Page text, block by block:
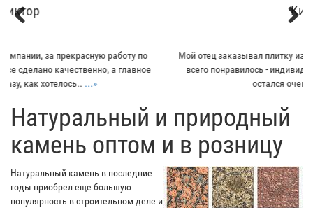
Мой отец заказывал плитку из гранита для своего дома. Больше
всего понравилось - индивидуальный подход к клиенту. Отец
​Натуральный и природный
камень оптом и в розницу
Натуральный камень в последние
годы приобрел еще большую
популярность в строительном деле и